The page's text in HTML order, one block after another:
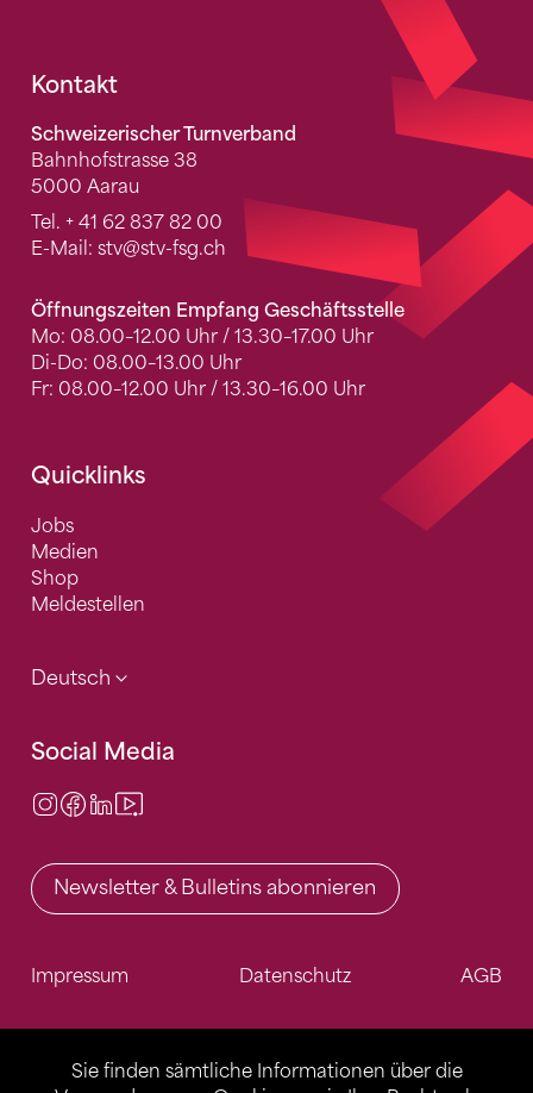
Sie finden sämtliche Informationen über die
Fusszeile
Kontakt
Schweizerischer Turnverband
Bahnhofstrasse 38
5000 Aarau
Tel. + 41 62 837 82 00
E-Mail: stv@stv-fsg.ch
Öffnungszeiten Empfang Geschäftsstelle
Mo: 08.00–12.00 Uhr / 13.30–17.00 Uhr
Di-Do: 08.00–13.00 Uhr
Fr: 08.00–12.00 Uhr / 13.30–16.00 Uhr
Quicklinks
Jobs
Medien
Shop
Meldestellen
Deutsch
Social Media
Instagram
Facebook
LinkedIn
Newsletter & Bulletins abonnieren
Impressum Datenschutz AGB